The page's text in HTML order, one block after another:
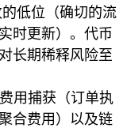
低位（确切的流
时更新）。代币
长期稀释风险至
用捕获（订单执
合费用）以及链